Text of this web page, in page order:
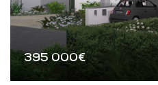
395 000€